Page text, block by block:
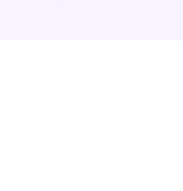
à notre newsletter